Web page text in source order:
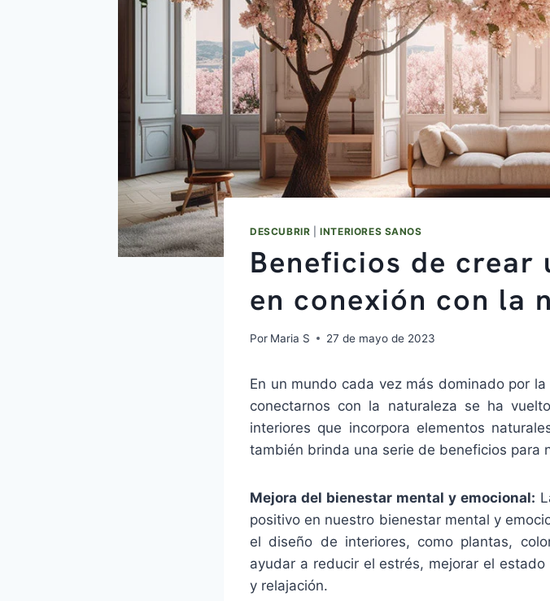
DESCUBRIR |INTERIORES SANOS
Beneficios de
en conexión con la
Por Maria S 27 de mayo de 2023
En un mundo cada vez más dominado por
conectarnos con la naturaleza se ha
interiores que incorpora elementos
también brinda una serie de beneficios para
Mejora del bienestar mental y emocional:
positivo en nuestro bienestar mental y
el diseño de interiores, como plantas,
ayudar a reducir el estrés, mejorar el
y relajación.